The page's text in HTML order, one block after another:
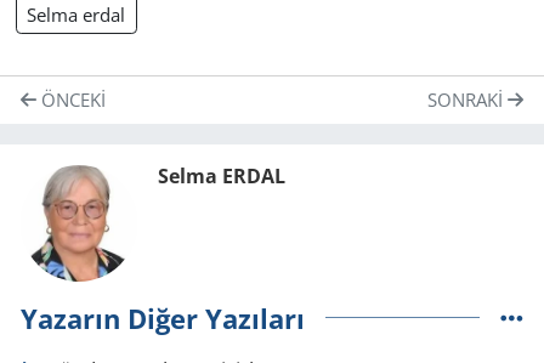
Selma erdal
ÖNCEKI SONRAKI
Selma ERDAL
Yazarın Diğer Yazıları